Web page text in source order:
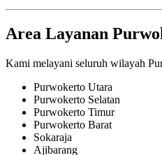
Area Layanan
Kami melayani seluruh wilayah
Purwokerto Utara
Purwokerto Selatan
Purwokerto Timur
Purwokerto Barat
Sokaraja
Ajibarang